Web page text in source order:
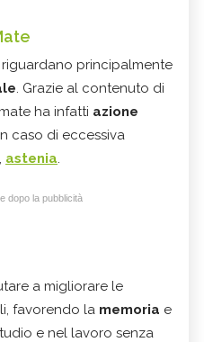
principalmente
. Grazie al contenuto di
ha infatti azione
caso di eccessiva
astenia.
dopo la pubblicità
a migliorare le
favorendo la memoria e
e nel lavoro senza